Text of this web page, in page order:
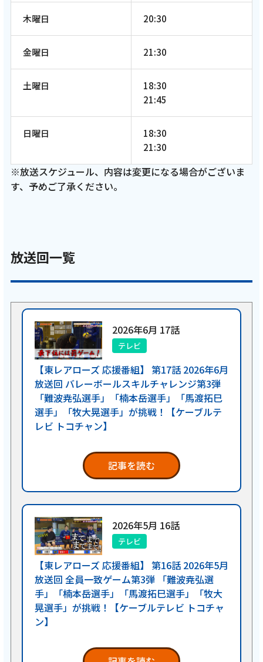
木曜日 20:30
金曜日 21:30
土曜日
18:30
21:45
日曜日
18:30
21:30
※放送スケジュール、内容は変更になる場合がございま
す、予めご了承ください。
放送回一覧
2026年6月 17話
テレビ
【東レアローズ 応援番組】 第17話 2026年6月
放送回 バレーボールスキルチャレンジ第3弾
「難波尭弘選手」「楠本岳選手」「馬渡拓巳
選手」「牧大晃選手」が挑戦！【ケーブルテ
レビ トコチャン】
記事を読む
2026年5月 16話
テレビ
【東レアローズ 応援番組】 第16話 2026年5月
放送回 全員一致ゲーム第3弾 「難波尭弘選
手」「楠本岳選手」「馬渡拓巳選手」「牧大
晃選手」が挑戦！【ケーブルテレビ トコチャ
ン】